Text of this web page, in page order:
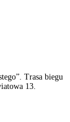
Trasa biegu
13.